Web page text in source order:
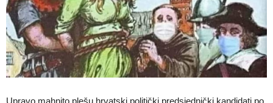
Upravo mahnito plešu hrvatski politički predsjednički kandidati po